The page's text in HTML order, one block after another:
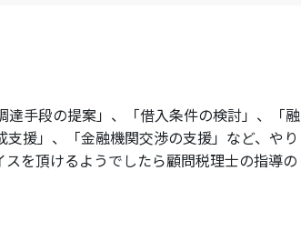
達手段の提案」、「借入条件の検討」、「融
援」、「金融機関交渉の支援」など、やり
を頂けるようでしたら顧問税理士の指導の